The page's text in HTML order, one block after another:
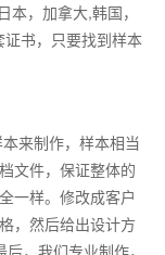
，加拿大,韩国，
书，只要找到样本
来制作，样本相当
文件，保证整体的
一样。修改成客户
，然后给出设计方
，我们专业制作，